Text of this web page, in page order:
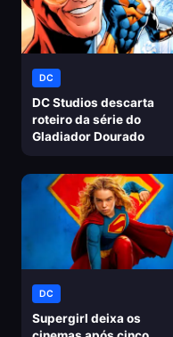
DC
DC Studios descarta
roteiro da série do
Gladiador Dourado
DC
Supergirl deixa os